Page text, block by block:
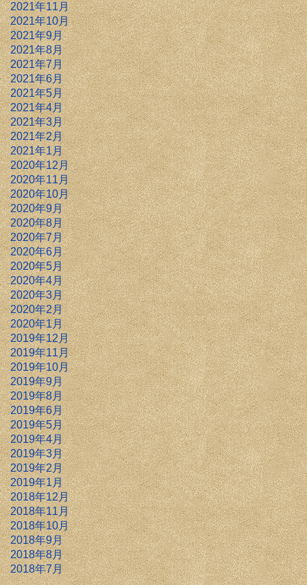
2021年11月
2021年10月
2021年9月
2021年8月
2021年7月
2021年6月
2021年5月
2021年4月
2021年3月
2021年2月
2021年1月
2020年12月
2020年11月
2020年10月
2020年9月
2020年8月
2020年7月
2020年6月
2020年5月
2020年4月
2020年3月
2020年2月
2020年1月
2019年12月
2019年11月
2019年10月
2019年9月
2019年8月
2019年6月
2019年5月
2019年4月
2019年3月
2019年2月
2019年1月
2018年12月
2018年11月
2018年10月
2018年9月
2018年8月
2018年7月